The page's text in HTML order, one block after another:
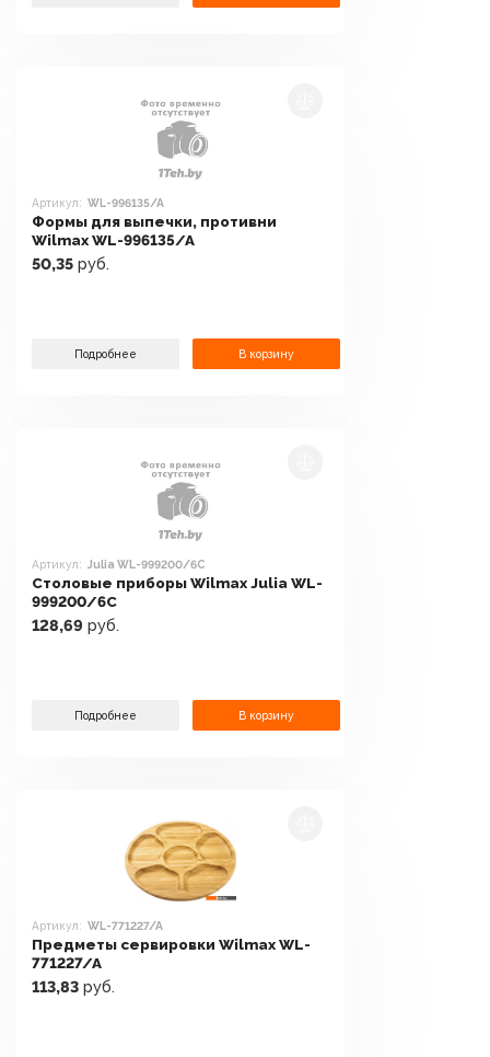
Артикул: WL-996135/A
Формы для выпечки, противни
Wilmax WL-996135/A
50,35 руб.
Подробнее В корзину
Артикул: Julia WL-999200/6C
Столовые приборы Wilmax Julia WL-
999200/6C
128,69 руб.
Подробнее В корзину
Артикул: WL-771227/A
Предметы сервировки Wilmax WL-
771227/A
113,83 руб.